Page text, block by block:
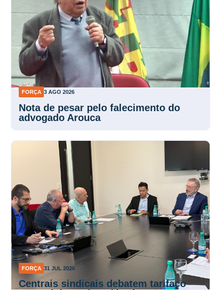
3 AGO 2026
Nota de pesar pelo falecimento do
advogado Arouca
FORÇA 31 JUL 2026
Centrais sindicais debatem tarifaço
com ministro da Indústria